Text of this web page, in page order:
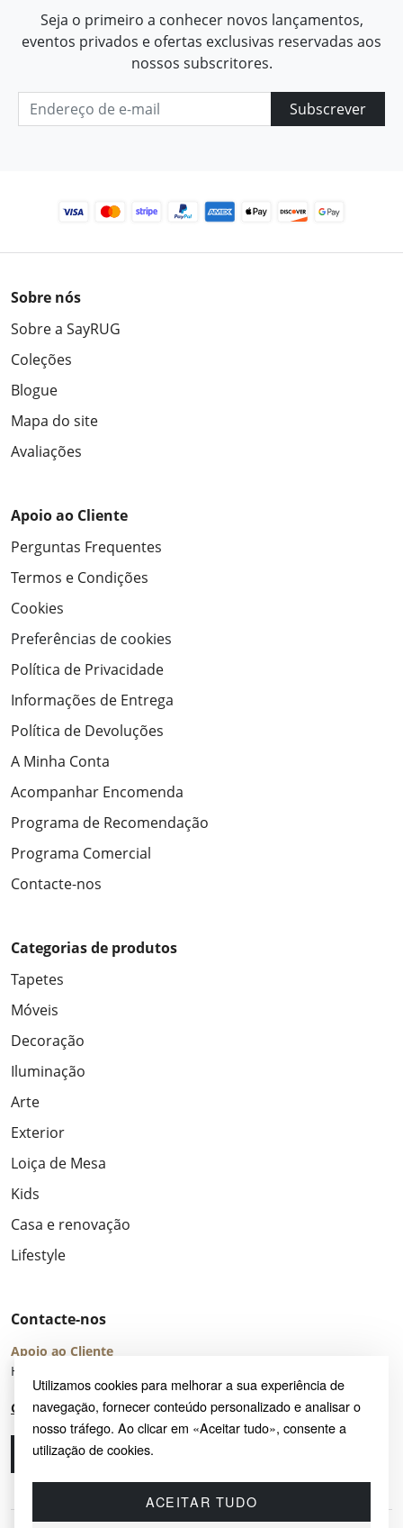
Utilizamos cookies para melhorar a sua experiência de
navegação, fornecer conteúdo personalizado e analisar o
nosso tráfego. Ao clicar em «Aceitar tudo», consente a
utilização de cookies.
ACEITAR TUDO
Seja o primeiro a conhecer novos lançamentos,
eventos privados e ofertas exclusivas reservadas aos
nossos subscritores.
Subscrever
Sobre nós
Sobre a SayRUG
Coleções
Blogue
Mapa do site
Avaliações
Apoio ao Cliente
Perguntas Frequentes
Termos e Condições
Cookies
Preferências de cookies
Política de Privacidade
Informações de Entrega
Política de Devoluções
A Minha Conta
Acompanhar Encomenda
Programa de Recomendação
Programa Comercial
Contacte-nos
Categorias de produtos
Tapetes
Móveis
Decoração
Iluminação
Arte
Exterior
Loiça de Mesa
Kids
Casa e renovação
Lifestyle
Contacte-nos
Apoio ao Cliente
Horário de Atendimento: seg – sex 8:00 – 16:00 (UTC+2)
Centro de Ajuda
Ligue-nos